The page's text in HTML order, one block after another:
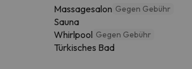
Massagesalon Gegen Gebühr
Sauna
Whirlpool Gegen Gebühr
Türkisches Bad